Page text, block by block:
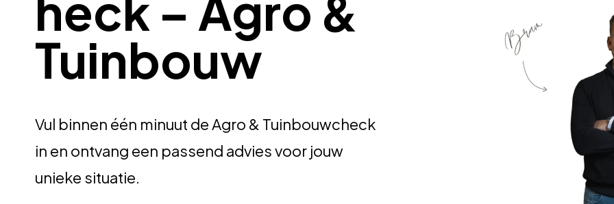
Tuinbouw
Vul binnen één minuut de Agro & Tuinbouwcheck
in en ontvang een passend advies voor jouw
unieke situatie.